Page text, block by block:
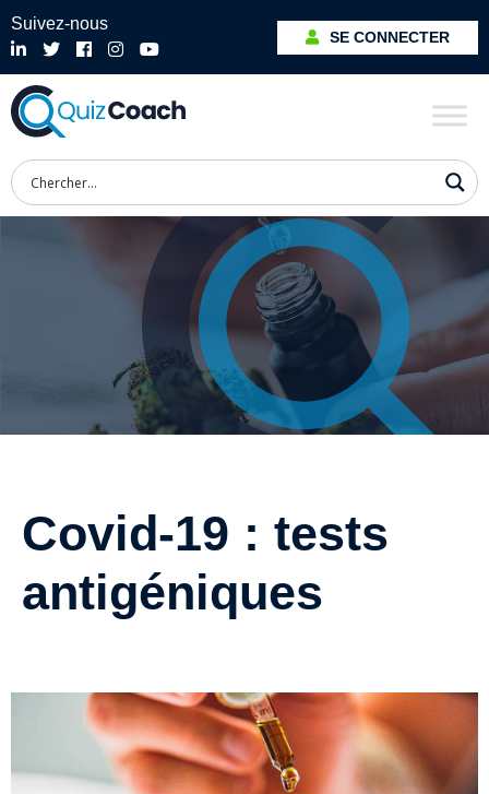
Suivez-nous
SE CONNECTER
Covid-19 : tests
antigéniques